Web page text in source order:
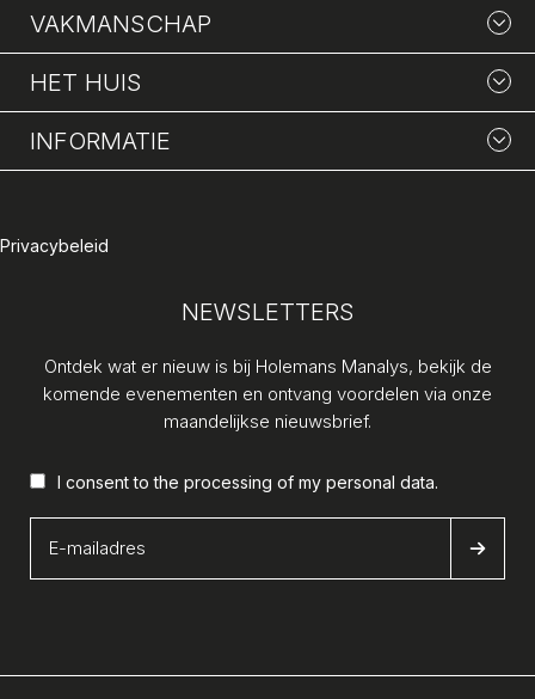
VAKMANSCHAP
HET HUIS
INFORMATIE
Privacybeleid
NEWSLETTERS
Ontdek wat er nieuw is bij Holemans Manalys, bekijk de
komende evenementen en ontvang voordelen via onze
maandelijkse nieuwsbrief.
I consent to the processing of my personal data.